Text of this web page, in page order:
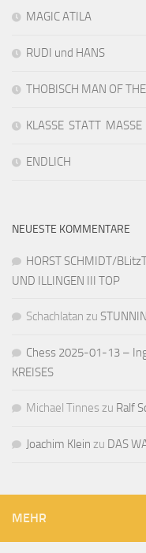
MAGIC ATILA
RUDI und HANS
THOBISCH MAN OF
KLASSE STATT MASSE
ENDLICH
NEUESTE KOMMENTARE
HORST SCHMIDT/
UND ILLINGEN III TOP
Schachlatan zu
Chess 2025-01-13 –
KREISES
Michael Tinnes zu Ralf
Joachim Klein zu DAS
MEHR